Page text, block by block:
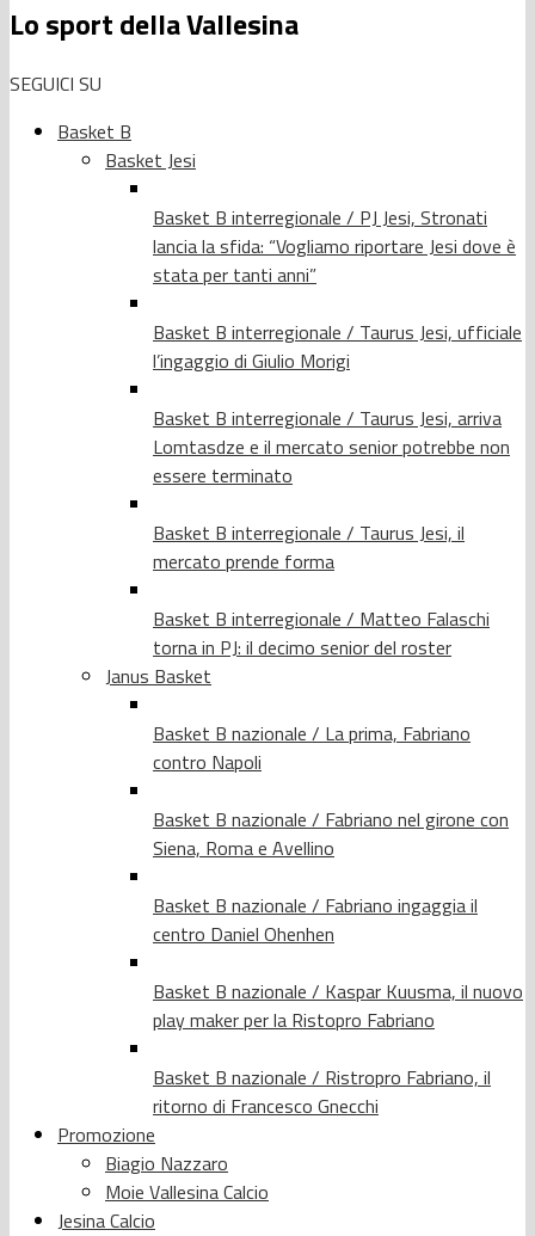
Lo sport della Vallesina
SEGUICI SU
Basket B
Basket Jesi
Basket B interregionale / PJ Jesi, Stronati
lancia la sfida: “Vogliamo riportare Jesi dove è
stata per tanti anni”
Basket B interregionale / Taurus Jesi, ufficiale
l’ingaggio di Giulio Morigi
Basket B interregionale / Taurus Jesi, arriva
Lomtasdze e il mercato senior potrebbe non
essere terminato
Basket B interregionale / Taurus Jesi, il
mercato prende forma
Basket B interregionale / Matteo Falaschi
torna in PJ: il decimo senior del roster
Janus Basket
Basket B nazionale / La prima, Fabriano
contro Napoli
Basket B nazionale / Fabriano nel girone con
Siena, Roma e Avellino
Basket B nazionale / Fabriano ingaggia il
centro Daniel Ohenhen
Basket B nazionale / Kaspar Kuusma, il nuovo
play maker per la Ristopro Fabriano
Basket B nazionale / Ristropro Fabriano, il
ritorno di Francesco Gnecchi
Promozione
Biagio Nazzaro
Moie Vallesina Calcio
Jesina Calcio